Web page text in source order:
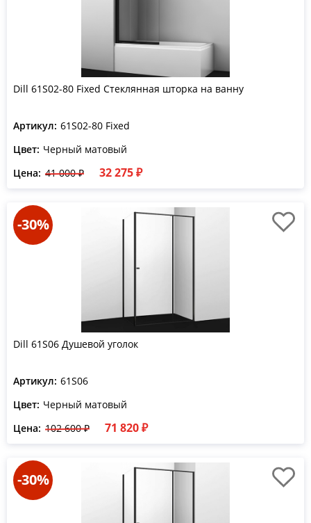
Dill 61S02-80 Fixed Стеклянная шторка на ванну
Артикул: 61S02-80 Fixed
Цвет: Черный матовый
Цена: 41 000 ₽ 32 275 ₽
-30%
Dill 61S06 Душевой уголок
Артикул: 61S06
Цвет: Черный матовый
Цена: 102 600 ₽ 71 820 ₽
-30%